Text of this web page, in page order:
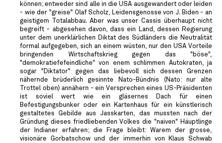
können; entweder sind alle in die USA ausgewandert oder leiden
- wie der "greise" Olaf Scholz, Leidensgenosse von J. Biden - an
geistigem Totalabbau. Aber was unser Cassis überhaupt nicht
begreift - abgesehen davon, dass ein Land, dessen Regierung
unter dem unerklärlichen Diktat des Südländers die Neutralität
formal aufgegeben, sich an einem wüsten, nur den USA Vorteile
bringenden Wirtschaftskrieg gegen das "böse",
"demokratiefefeindliche" von enem schlimmen Autokraten, ja
sogar "Diktator" gegen das liebevoll sich dessen Grenzen
nähernde brüderlich gesinnte Nato-Bündnis (Nato: nur alte
Trottel oben) annähern - ein Versprechen eines US-Präsidenten
ist soviel wert wie ein gläsernes Dach für einen
Befestigungsbunker oder ein Kartenhaus für ein künstlerisch
gestaltetes Gebilde aus Jasskarten, das mussten nach der
Gründung dieses friedliebenden Volkes die "naiven" Häuptlinge
der Indianer erfahren; die Frage bleibt: Warem der grosse,
visionäre Gorbatschow und der immerhin von Klaus Schwab